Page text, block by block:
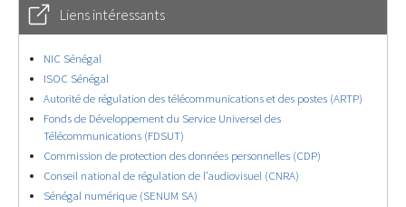
Liens intéressants
NIC Sénégal
ISOC Sénégal
Autorité de régulation des télécommunications et des postes (ARTP)
Fonds de Développement du Service Universel des
Télécommunications (FDSUT)
Commission de protection des données personnelles (CDP)
Conseil national de régulation de l’audiovisuel (CNRA)
Sénégal numérique (SENUM SA)